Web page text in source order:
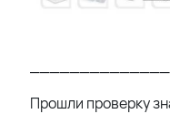
Прошли проверку